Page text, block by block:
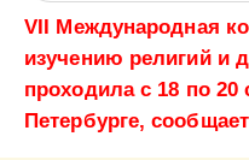
VII Международная
изучению религий и
проходила с 18 по 20
Петербурге,